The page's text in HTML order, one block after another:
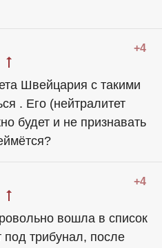
+4
Швейцария с такими
. Его (нейтралитет
будет и не признавать
+4
вошла в список
под трибунал, после